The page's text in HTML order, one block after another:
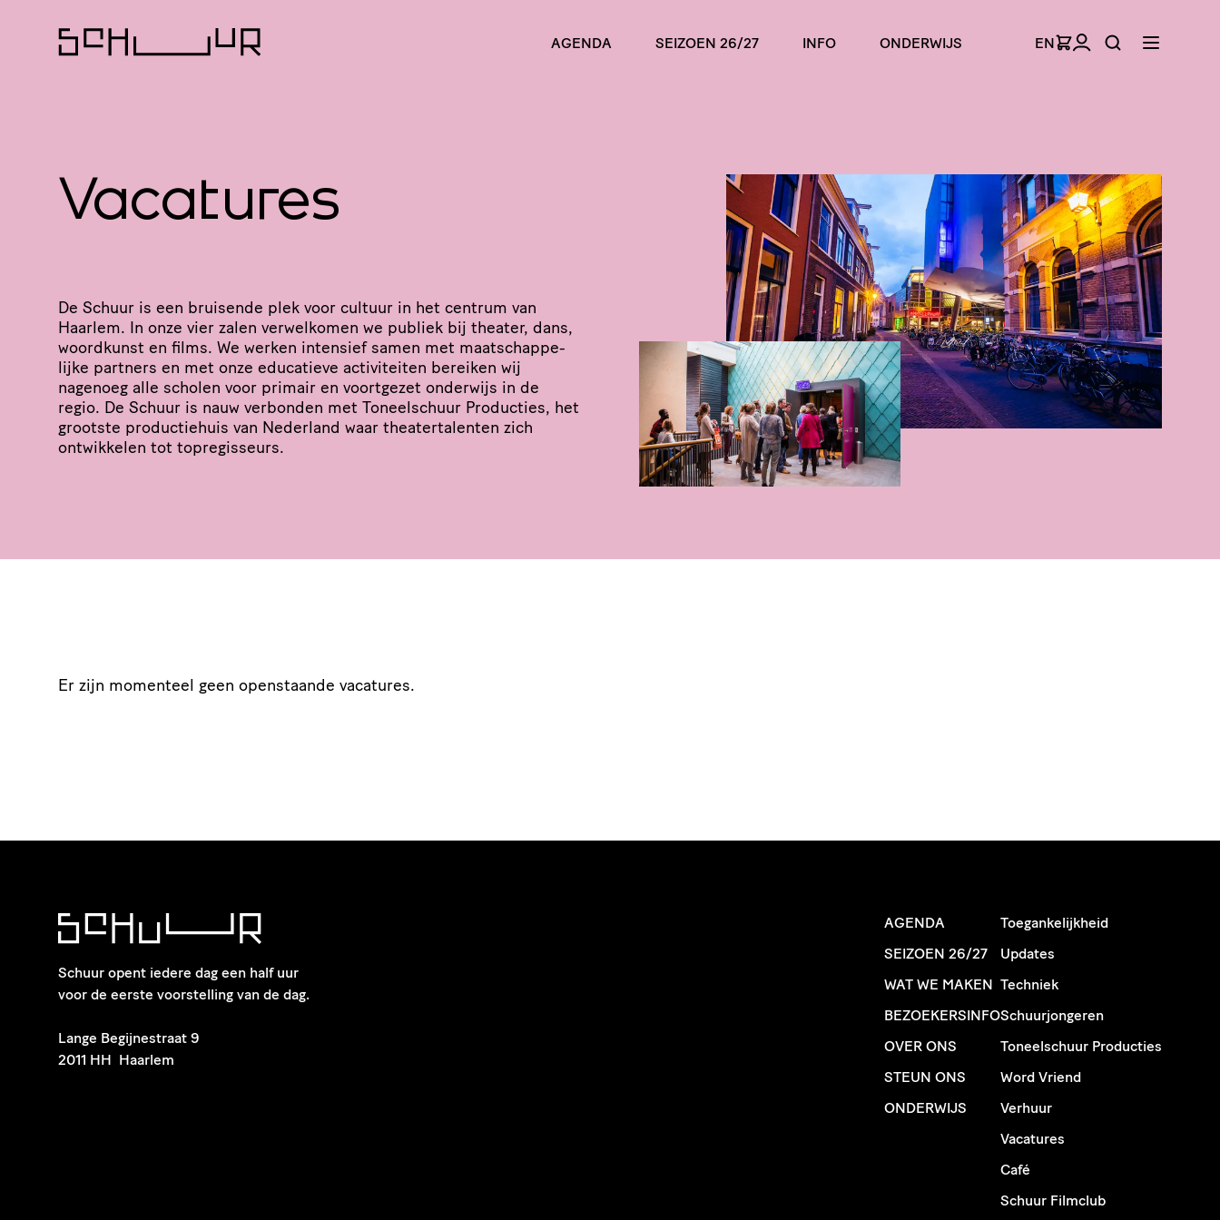
AGENDA SEIZOEN 26/27 INFO ONDERWIJS EN
Vacatures
De Schuur is een bruisende plek voor cultuur in het centrum van
Haarlem. In onze vier zalen verwelkomen we publiek bij theater, dans,
woordkunst en films. We werken intensief samen met maat­schap­pe­
lijke partners en met onze educatieve acti­vi­teiten bereiken wij
nagenoeg alle scholen voor primair en voortgezet onderwijs in de
regio. De Schuur is nauw verbonden met Toneel­schuur Producties, het
grootste produc­tie­huis van Nederland waar thea­ter­ta­lenten zich
ontwikkelen tot topregisseurs.
Er zijn momenteel geen openstaande vacatures.
Schuur opent iedere dag een half uur
voor de eerste voorstelling van de dag.
​Lange Begijnestraat 9
2011 HH Haarlem
AGENDA
SEIZOEN 26/27
WAT WE MAKEN
BEZOEKERSINFO
OVER ONS
STEUN ONS
ONDERWIJS
Toegankelijkheid
Updates
Techniek
Schuurjongeren
Toneelschuur Producties
Word Vriend
Verhuur
Vacatures
Café
Schuur Filmclub